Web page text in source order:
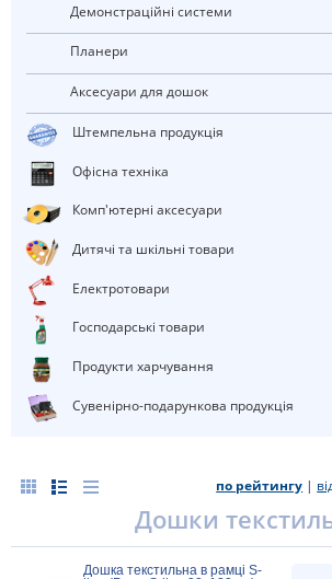
Демонстраційні системи
планери
Аксесуари для дошок
штемпельна продукція
Офісна техніка
Комп'ютерні аксесуари
Дитячі та шкільні товари
електротовари
Господарські товари
Продукти харчування
Сувенірно-подарункова продукція
по рейтингу |
дошки
Дошка текстильна в рамці S-